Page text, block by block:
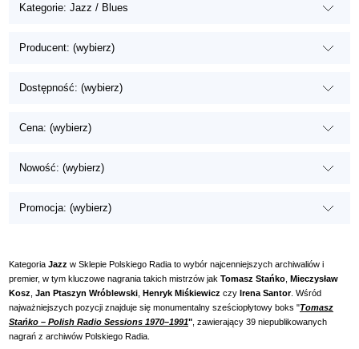
Kategorie: Jazz / Blues
Producent: (wybierz)
Dostępność: (wybierz)
Cena: (wybierz)
Nowość: (wybierz)
Promocja: (wybierz)
Kategoria Jazz w Sklepie Polskiego Radia to wybór najcenniejszych archiwaliów i
premier, w tym kluczowe nagrania takich mistrzów jak Tomasz Stańko Mieczysław
Kosz Jan Ptaszyn Wróblewski Henryk Miśkiewicz czy Irena Santor. Wśród
najważniejszych pozycji znajduje się monumentalny sześciopłytowy boks "Tomasz
Stańko – Polish Radio Sessions 1970–1991" , zawierający 39 niepublikowanych
nagrań z archiwów Polskiego Radia.